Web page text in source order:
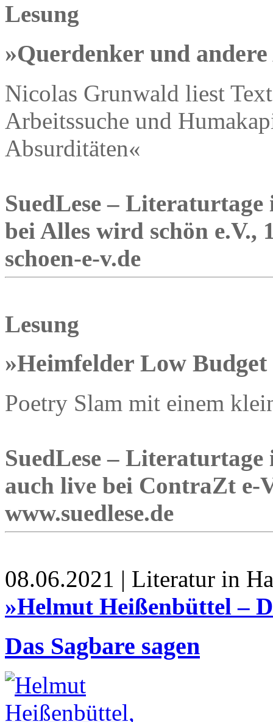
Lesung
»Querdenker und
Nicolas Grunwald liest
Arbeitssuche und
Absurditäten«
SuedLese –
bei Alles wird schön e.V.,
schoen-e-v.de
Lesung
»Heimfelder Low Budget
Poetry Slam mit einem
SuedLese –
auch live bei ContraZt e-
www.suedlese.de
08.06.2021 | Literatur in
»Helmut Heißenbüttel –
Das Sagbare sagen